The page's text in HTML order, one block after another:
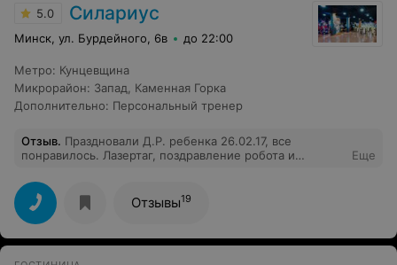
5.0 Силариус
Минск, ул. Бурдейного, 6в до 22:00
Метро: Кунцевщина
Микрорайон: Запад
Каменная Горка
Дополнительно: Персональный тренер
Отзыв. Праздновали Д.Р. ребенка 26.02.17, все
понравилось. Лазертаг, поздравление робота и
в кафе очень вкусная еда. Все свежее и вкусно
приготовленное. Один минус : обслуживание
официанта не очень. А так все круто, спасибо
большое.
Еще
Отзывы19